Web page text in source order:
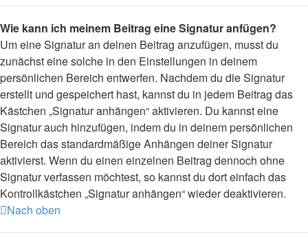
Wie kann ich meinem Beitrag eine Signatur anfügen?
Um eine Signatur an deinen Beitrag anzufügen, musst du
zunächst eine solche in den Einstellungen in deinem
persönlichen Bereich entwerfen. Nachdem du die Signatur
erstellt und gespeichert hast, kannst du in jedem Beitrag das
Kästchen „Signatur anhängen“ aktivieren. Du kannst eine
Signatur auch hinzufügen, indem du in deinem persönlichen
Bereich das standardmäßige Anhängen deiner Signatur
aktivierst. Wenn du einen einzelnen Beitrag dennoch ohne
Signatur verfassen möchtest, so kannst du dort einfach das
Kontrollkästchen „Signatur anhängen“ wieder deaktivieren.
Nach oben